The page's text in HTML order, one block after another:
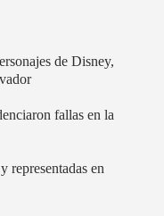
de Disney,
fallas en la
representadas en